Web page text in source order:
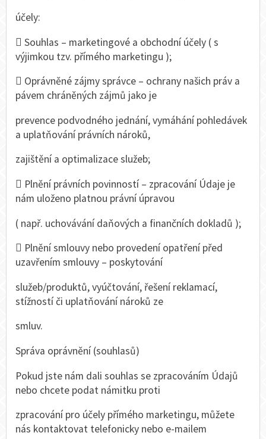
účely:
 Souhlas – marketingové a obchodní účely ( s
výjimkou tzv. přímého marketingu );
 Oprávněné zájmy správce – ochrany našich práv a
pávem chráněných zájmů jako je
prevence podvodného jednání, vymáhání pohledávek
a uplatňování právních nároků,
zajištění a optimalizace služeb;
 Plnění právních povinností – zpracování Údaje je
nám uloženo platnou právní úpravou
( např. uchovávání daňových a finančních dokladů );
 Plnění smlouvy nebo provedení opatření před
uzavřením smlouvy – poskytování
služeb/produktů, vyúčtování, řešení reklamací,
stížností či uplatňování nároků ze
smluv.
Správa oprávnění (souhlasů)
Pokud jste nám dali souhlas se zpracováním Údajů
nebo chcete podat námitku proti
zpracování pro účely přímého marketingu, můžete
nás kontaktovat telefonicky nebo e-mailem